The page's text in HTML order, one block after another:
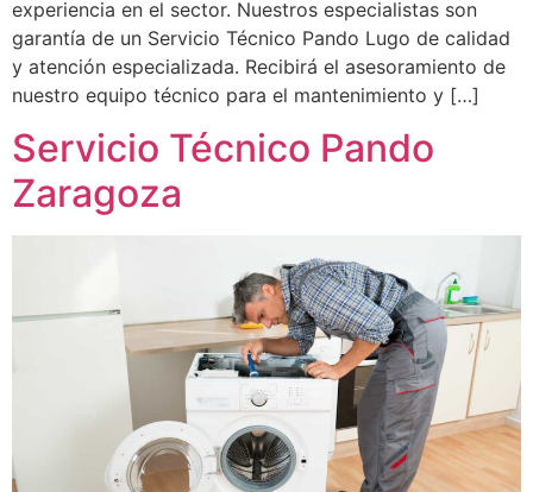
experiencia en el sector. Nuestros especialistas son
garantía de un Servicio Técnico Pando Lugo de calidad
y atención especializada. Recibirá el asesoramiento de
nuestro equipo técnico para el mantenimiento y […]
Servicio Técnico Pando
Zaragoza